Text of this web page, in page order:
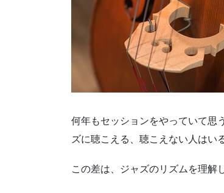
何年もセッションをやっていて思
ズに聴こえる、聴こえない人はいる
この差は、ジャズのリズムを理解